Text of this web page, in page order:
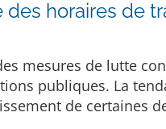
des horaires de
mesures de lutte
publiques. La
de certaines